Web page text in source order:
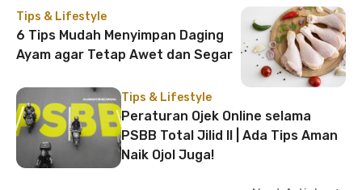
Tips & Lifestyle
6 Tips Mudah Menyimpan Daging
Ayam agar Tetap Awet dan Segar
Tips & Lifestyle
Peraturan Ojek Online selama
PSBB Total Jilid II | Ada Tips Aman
Naik Ojol Juga!